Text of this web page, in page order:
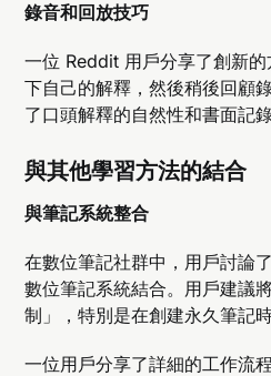
錄音和回放技巧
一位 Reddit 用戶分享了創新
下自己的解釋，然後稍後回顧
了口頭解釋的自然性和書面記
與其他學習方法的結合
與筆記系統整合
在數位筆記社群中，用戶討論
數位筆記系統結合。用戶建議
制」，特別是在創建永久筆記時
一位用戶分享了詳細的工作流